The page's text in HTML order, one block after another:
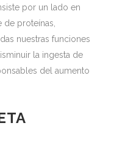
por un lado en
de proteínas,
nuestras funciones
la ingesta de
del aumento